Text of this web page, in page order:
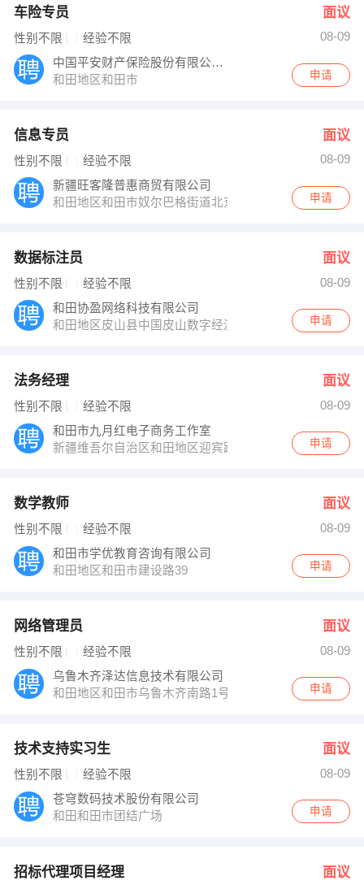
车险专员 面议
性别不限 经验不限
08-09
中国平安财产保险股份有限公司和田中心支公
和田地区和田市
申请
信息专员 面议
性别不限 经验不限
08-09
新疆旺客隆普惠商贸有限公司
和田地区和田市奴尔巴格街道北京西路88
申请
数据标注员 面议
性别不限 经验不限
08-09
和田协盈网络科技有限公司
和田地区皮山县中国皮山数字经济产业园
申请
法务经理 面议
性别不限 经验不限
08-09
和田市九月红电子商务工作室
新疆维吾尔自治区和田地区迎宾路
申请
数学教师 面议
性别不限 经验不限
08-09
和田市学优教育咨询有限公司
和田地区和田市建设路39
申请
网络管理员 面议
性别不限 经验不限
08-09
乌鲁木齐泽达信息技术有限公司
和田地区和田市乌鲁木齐南路1号
申请
技术支持实习生 面议
性别不限 经验不限
08-09
苍穹数码技术股份有限公司
和田和田市团结广场
申请
招标代理项目经理 面议